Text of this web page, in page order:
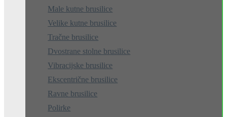
Male kutne brusilice
Velike kutne brusilice
Tračne brusilice
Dvostrane stolne brusilice
Vibracijske brusilice
Ekscentrične brusilice
Ravne brusilice
Polirke